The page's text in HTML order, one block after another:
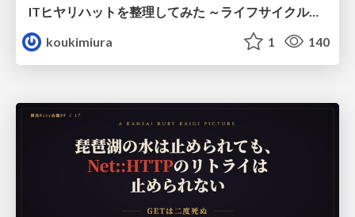
ITヒヤリハットを整理してみた ～ライフサイクルと原因から考える再発防止策～
koukimiura
1 140